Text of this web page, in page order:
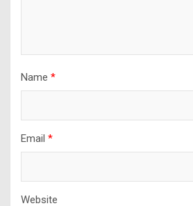
Name *
Email *
Website